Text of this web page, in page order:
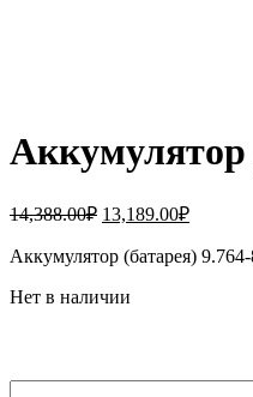
Аккумулятор
14,388.00₽ Первоначальная
составляла
13,189.00₽Текущая
Аккумулятор (батарея)
Нет в наличии